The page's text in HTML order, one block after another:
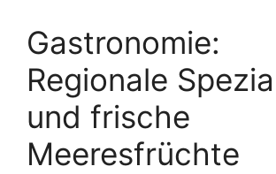
Gastronomie:
Regionale
und frische
Meeresfrüchte